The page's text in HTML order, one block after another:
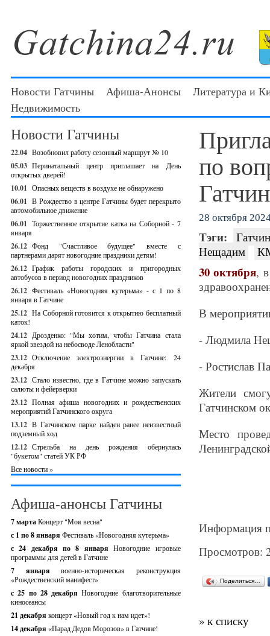
Новости Гатчины Афиша-Анонсы
Литература и
Недвижимость
Новости Гатчины
22.04 Возобновил работу сезонный маршрут № 10
05.03 Перинатальный центр приглашает на День
открытых дверей!
10.01 Опасных веществ в воздухе не обнаружено
06.01 В Рождество в центре Гатчины будет перекрыто
автомобильное движение
06.01 Торжественное открытие катка на Соборной - 7
января
26.12 Фонд "Счастливое будущее" вместе с
партнерами дарят новогодние праздники детям!
26.12 График работы городских и пригородных
автобусов в период новогодних праздников
26.12 Фестиваль «Новогодняя кутерьма» - с 1 по 8
января в Гатчине
25.12 На Соборной готовится к открытию бесплатный
каток!
24.12 Дрозденко: "Мы хотим, чтобы Гатчина стала
яркой звездой на небосводе Ленобласти"
23.12 Отключение электроэнергии в Гатчине: 24
декабря
23.12 Стало известно, где в Гатчине можно запускать
салюты и фейерверки
23.12 Полная афиша новогодних и рождественских
мероприятий Гатчинского округа
13.12 В Гатчинском парке найден ранее неизвестный
подземный ход
12.12 Стрельба на день рождения обернулась
"букетом" статей УК РФ
Все новости »
Афиша-анонсы Гатчины
7 мартаКонцерт "Моя весна"
с 1 по 8 января Фестиваль «Новогодняя кутерьма»
с 24 декабря по 8 январяНовогодние игровые
программы для детей в Гатчине
7 январявоенно-историческая реконструкция
«Рождественский манифест»
c 25 по 28 декабряНовогодние благотворительные
киносеансы
21 декабря концерт «Новый год к нам идет»!
14 декабря «Парад Дедов Морозов» в Гатчине!
по
28 октября
Тэги:
Нещадим
30 октября,
В
- Людмила
- Ростислав
Жители
Гатчинском
Место
Информация
Просмотров:
Поделиться…
» к списку